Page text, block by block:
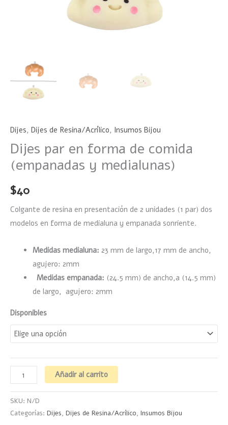
Dijes, Dijes de Resina/Acrílico, Insumos Bijou
Dijes par en forma de comida
(empanadas y medialunas)
$40
Colgante de resina en presentación de 2 unidades (1 par) dos
modelos en forma de medialuna y empanada sonriente.
Medidas medialuna: 23 mm de largo,17 mm de ancho,
agujero: 2mm
Medidas empanada: (24.5 mm) de ancho,a (14.5 mm)
de largo, agujero: 2mm
Disponibles
Añadir al carrito
SKU: N/D
Categorías: Dijes, Dijes de Resina/Acrílico, Insumos Bijou